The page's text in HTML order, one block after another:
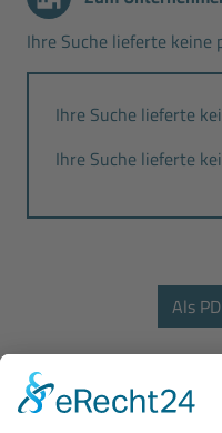
Ihre Suche lieferte keine
Ihre Suche lieferte
Ihre Suche lieferte